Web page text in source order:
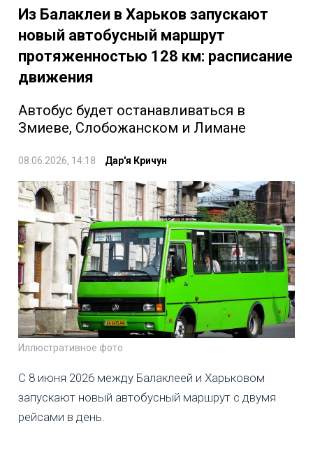
Из Балаклеи в Харьков запускают
новый автобусный маршрут
протяженностью 128 км: расписание
движения
Автобус будет останавливаться в
Змиеве, Слобожанском и Лимане
08.06.2026, 14:18 Дар'я Кричун
Иллюстративное фото
С 8 июня 2026 между Балаклеей и Харьковом
запускают новый автобусный маршрут с двумя
рейсами в день.